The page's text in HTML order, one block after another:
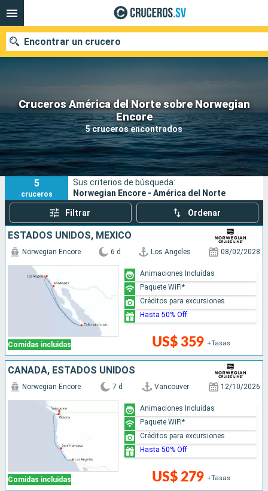
Cruceros América del Norte sobre Norwegian
Encore
5 cruceros encontrados
Encontrar un crucero
Nuestros destinos
Fecha de salida
Puertos Compañías
Buscar
5
cruceros
Sus criterios de búsqueda:
Norwegian Encore - América del Norte
Filtrar Ordenar
ESTADOS UNIDOS, MÉXICO
Comidas incluidas
Norwegian Encore 6 d Los Angeles 08/02/2028
US$ 359 +Tasas
Animaciones Incluidas
Paquete WiFi*
Créditos para excursiones
Hasta 50% Off
CANADÁ, ESTADOS UNIDOS
Comidas incluidas
Norwegian Encore 7 d Vancouver 12/10/2026
US$ 279 +Tasas
Animaciones Incluidas
Paquete WiFi*
Créditos para excursiones
Hasta 50% Off